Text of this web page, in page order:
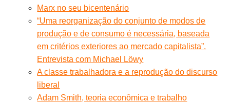
Marx no seu bicentenário
“Uma reorganização do conjunto de modos de
produção e de consumo é necessária, baseada
em critérios exteriores ao mercado capitalista”.
Entrevista com Michael Löwy
A classe trabalhadora e a reprodução do discurso
liberal
Adam Smith, teoria econômica e trabalho